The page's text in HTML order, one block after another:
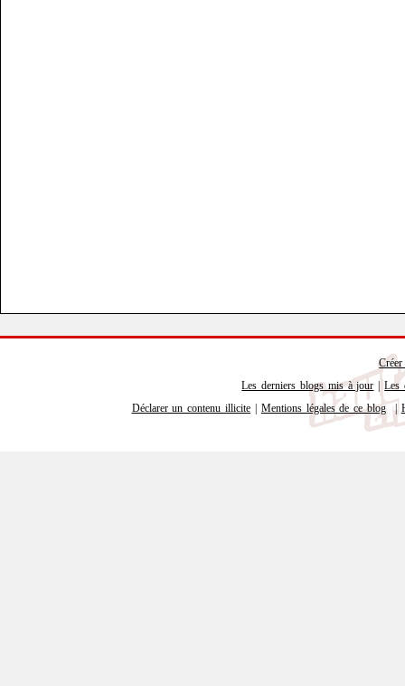
Les derniers blogs mis à jour |Les
Déclarer un contenu illicite
Mentions légales de ce blog |